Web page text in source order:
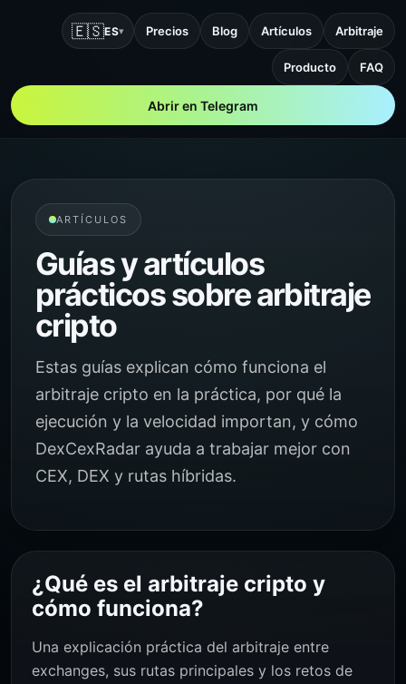
🇪🇸ES▾ Precios Blog Artículos Arbitraje
Producto FAQ
Abrir en Telegram
ARTÍCULOS
Guías y artículos
prácticos sobre arbitraje
cripto
Estas guías explican cómo funciona el
arbitraje cripto en la práctica, por qué la
ejecución y la velocidad importan, y cómo
DexCexRadar ayuda a trabajar mejor con
CEX, DEX y rutas híbridas.
¿Qué es el arbitraje cripto y
cómo funciona?
Una explicación práctica del arbitraje entre
exchanges, sus rutas principales y los retos de